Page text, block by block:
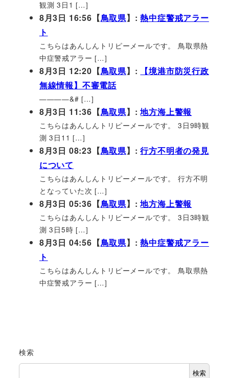
観測 3日1 […]
8月3日 16:56【鳥取県】:熱中症警戒アラー
ト
こちらはあんしんトリピーメールです。 鳥取県熱
中症警戒アラー […]
8月3日 12:20【鳥取県】:
【境港市防災行政
無線情報】不審電話
————&# […]
8月3日 11:36【鳥取県】:地方海上警報
こちらはあんしんトリピーメールです。 3日9時観
測 3日11 […]
8月3日 08:23【鳥取県】:行方不明者の発見
について
こちらはあんしんトリピーメールです。 行方不明
となっていた次 […]
8月3日 05:36【鳥取県】:地方海上警報
こちらはあんしんトリピーメールです。 3日3時観
測 3日5時 […]
8月3日 04:56【鳥取県】:熱中症警戒アラー
ト
こちらはあんしんトリピーメールです。 鳥取県熱
中症警戒アラー […]
検索
検索